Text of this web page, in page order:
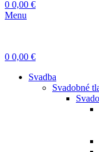
0 0,00 €
Menu
0 0,00 €
Svadba
Svadobné